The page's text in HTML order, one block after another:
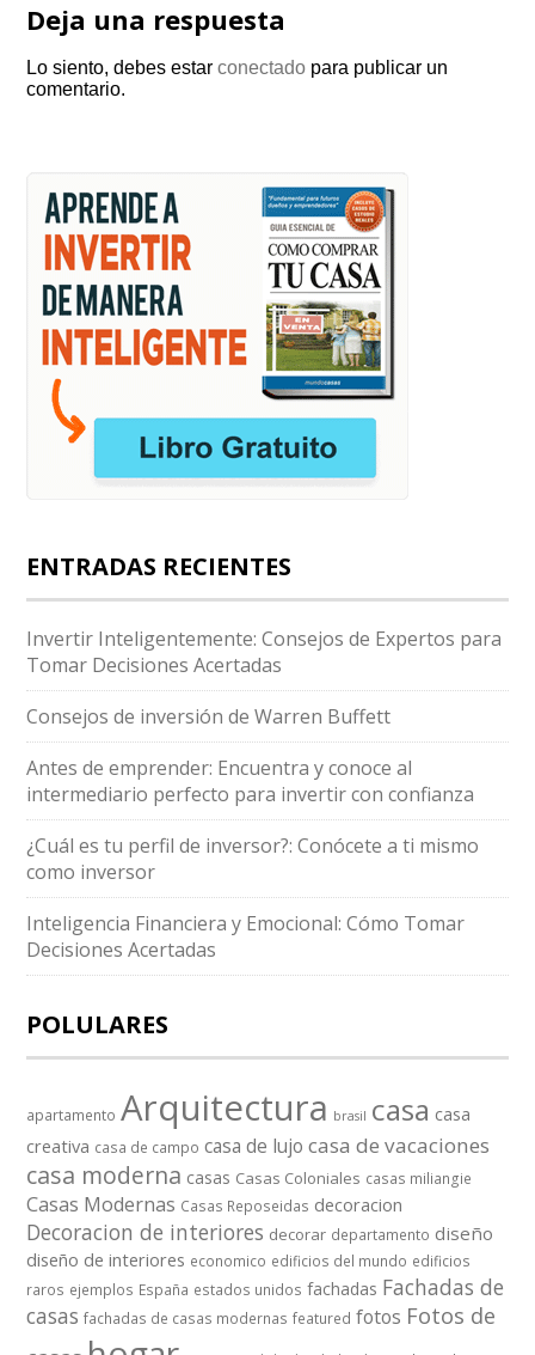
Deja una respuesta
Lo siento, debes estarconectado para publicar un
comentario.
ENTRADAS RECIENTES
Invertir Inteligentemente: Consejos de Expertos para
Tomar Decisiones Acertadas
Consejos de inversión de Warren Buffett
Antes de emprender: Encuentra y conoce al
intermediario perfecto para invertir con confianza
¿Cuál es tu perfil de inversor?: Conócete a ti mismo
como inversor
Inteligencia Financiera y Emocional: Cómo Tomar
Decisiones Acertadas
POLULARES
apartamento Arquitectura brasil casa casa
creativa casa de campo casa de lujo casa de vacaciones
casa moderna casas Casas Coloniales casas miliangie
Casas Modernas Casas Reposeidas decoracion
Decoracion de interiores decorar departamento diseño
diseño de interiores economico edificios del mundo edificios
raros ejemplos España estados unidos fachadas Fachadas de
casas fachadas de casas modernas featured fotos Fotos de